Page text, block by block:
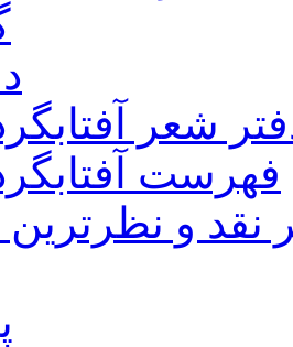
شعر
فهرست
نقد و نظرترین